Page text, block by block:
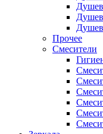
Прочее
Смесители